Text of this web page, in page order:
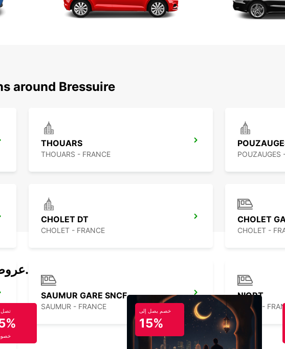
around Bressuire
THOUARS
THOUARS - FRANCE POUZAUGES
CHOLET DT
CHOLET - FRANCE
CHOLET
CHOLET -
SAUMUR GARE SNCF
SAUMUR - FRANCE
NIORT
NIORT -
عروض تأجير السيارات والحافلات اليوم.
تصل خصم يصل إلى
15%